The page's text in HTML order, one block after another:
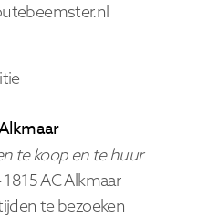
te koop en te huur
1815 AC Alkmaar
te bezoeken